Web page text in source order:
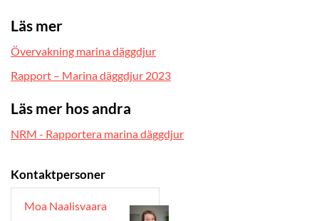
Läs mer
Övervakning marina däggdjur
Rapport – Marina däggdjur 2023
Läs mer hos andra
NRM - Rapportera marina däggdjur
Kontaktpersoner
Moa Naalisvaara